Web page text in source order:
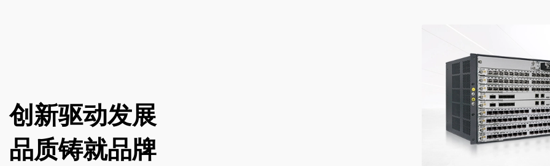
创新驱动发展
品质铸就品牌